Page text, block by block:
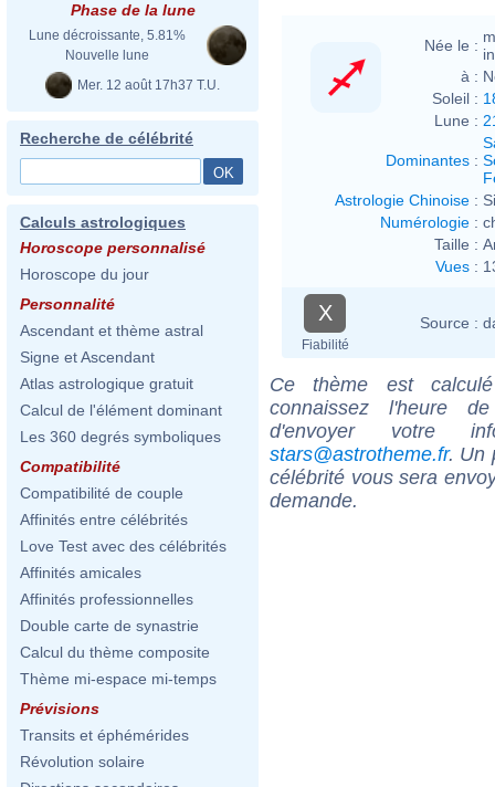
Phase de la lune
Lune décroissante, 5.81%
Nouvelle lune
Mer. 12 août 17h37 T.U.
Recherche de célébrité
Calculs astrologiques
Horoscope personnalisé
Horoscope du jour
Personnalité
Ascendant et thème astral
Signe et Ascendant
Atlas astrologique gratuit
Calcul de l'élément dominant
Les 360 degrés symboliques
Compatibilité
Compatibilité de couple
Affinités entre célébrités
Love Test avec des célébrités
Affinités amicales
Affinités professionnelles
Double carte de synastrie
Calcul du thème composite
Thème mi-espace mi-temps
Prévisions
Transits et éphémérides
Révolution solaire
Née le :
à :
Soleil :
Lune :
Dominantes :
Astrologie Chinoise :
Numérologie :
Taille :
Vues :
X
Fiabilité
Source :
Ce thème est
connaissez l'heure
d'envoyer votre
stars@astrotheme.fr. Un
célébrité vous sera
demande.